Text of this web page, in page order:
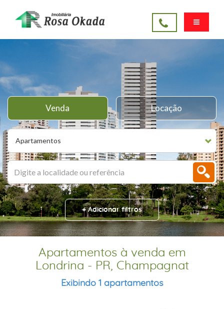
Apartamentos
Venda Locação
+ Adicionar filtros
Apartamentos à venda em
Londrina - PR, Champagnat
Exibindo 1 apartamentos